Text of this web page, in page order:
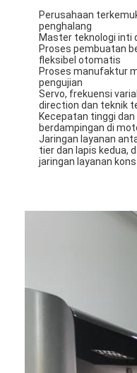
Perusahaan
penghalang
Master teknologi inti
Proses pembuatan
fleksibel otomatis
Proses manufaktur
pengujian
Servo, frekuensi
direction dan teknik
Kecepatan tinggi
berdampingan di
Jaringan layanan
tier dan lapis kedua,
jaringan layanan